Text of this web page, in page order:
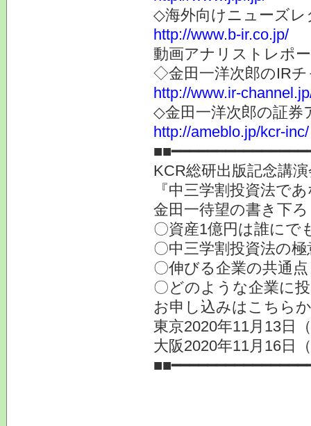
◇海外向けニューズレ
http://www.b-ir.co.jp/
動画アナリストレポ
◇金田一洋次郎のIR
http://www.ir-
◇金田一洋次郎の証券
http://ameblo.jp/kcr-inc/
KCR総研出版記念講
『中三学割投資法で
金田一待望の書き下
〇資産1億円は誰にで
〇中三学割投資法の極
〇伸びる企業の共通
〇どのような企業に
お申し込みはこちら
東京2020年11月13
大阪2020年11月16